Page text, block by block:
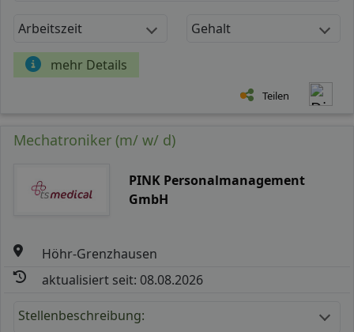
Arbeitszeit Gehalt
mehr Details
Teilen
Mechatroniker (m/ w/ d)
PINK Personalmanagement
GmbH
Höhr-Grenzhausen
aktualisiert seit: 08.08.2026
Stellenbeschreibung: